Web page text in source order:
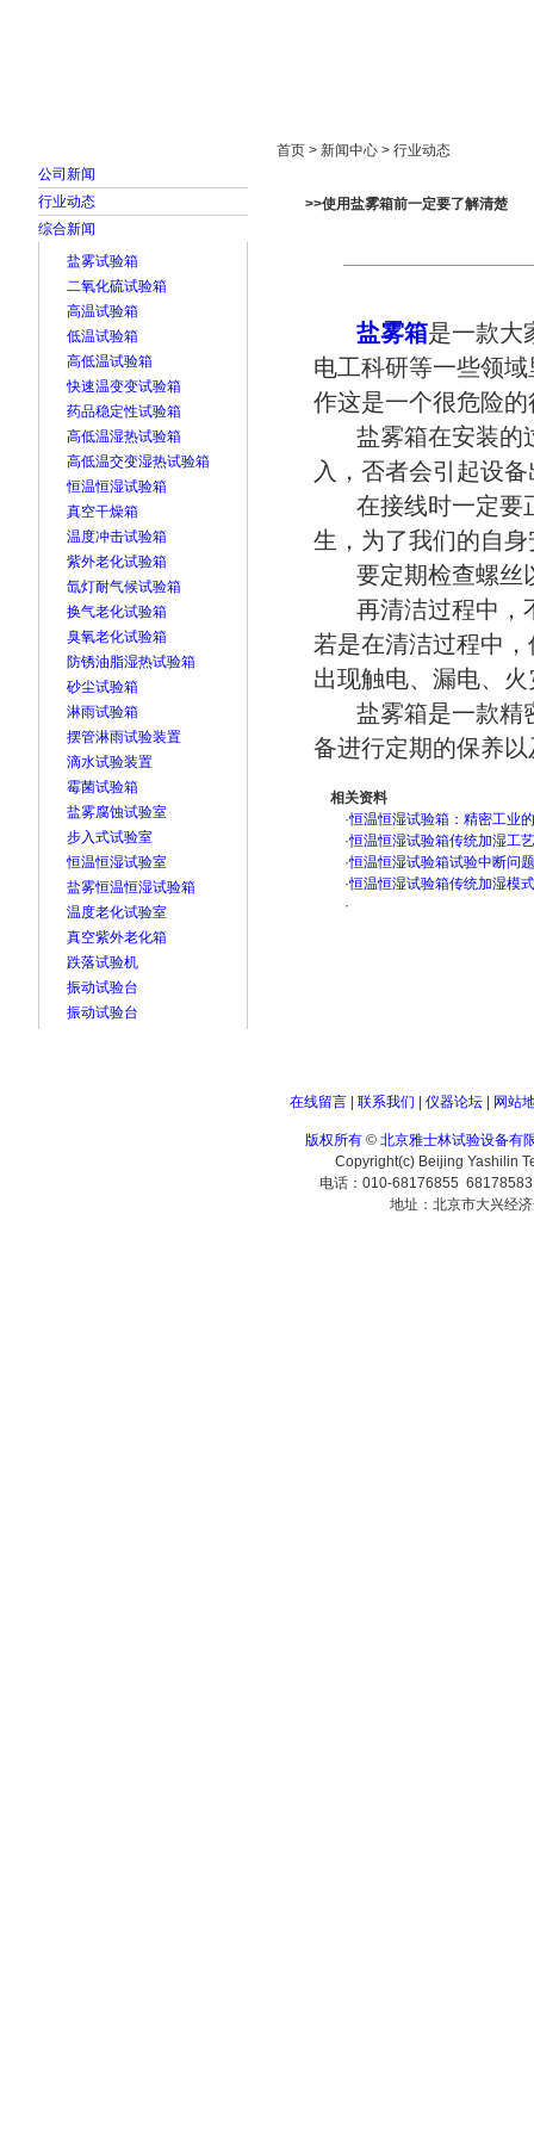
公司新闻
行业动态
综合新闻
盐雾试验箱
二氧化硫试验箱
高温试验箱
低温试验箱
高低温试验箱
快速温变变试验箱
药品稳定性试验箱
高低温湿热试验箱
高低温交变湿热试验箱
恒温恒湿试验箱
真空干燥箱
温度冲击试验箱
紫外老化试验箱
氙灯耐气候试验箱
换气老化试验箱
臭氧老化试验箱
防锈油脂湿热试验箱
砂尘试验箱
淋雨试验箱
摆管淋雨试验装置
滴水试验装置
霉菌试验箱
盐雾腐蚀试验室
步入式试验室
恒温恒湿试验室
盐雾恒温恒湿试验箱
温度老化试验室
真空紫外老化箱
跌落试验机
振动试验台
振动试验台
首页 > 新闻中心 > 行业动态
>>使用盐雾箱前一定要了解清楚
盐雾箱是一款大
电工科研等一些领
作这是一个很危险
盐雾箱在安装的过
入，否者会引起设
在接线时一定要正
生，为了我们的自
要定期检查螺丝
再清洁过程中，不
若是在清洁过程中
出现触电、漏电、
盐雾箱是一款精密
备进行定期的保养
相关资料
·恒温恒湿试验箱：精密工业
·恒温恒湿试验箱传统加湿工
·恒温恒湿试验箱试验中断问
·恒温恒湿试验箱传统加湿模
·
在线留言| 联系我们 仪器论坛| 网站
版权所有 © 北京雅士林试验设备有
Copyright(c) Beijing Yashilin
电话：010-68176855
地址：北京市大兴经